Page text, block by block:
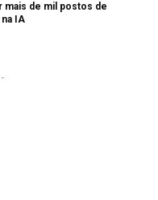
mais de mil postos de
IA